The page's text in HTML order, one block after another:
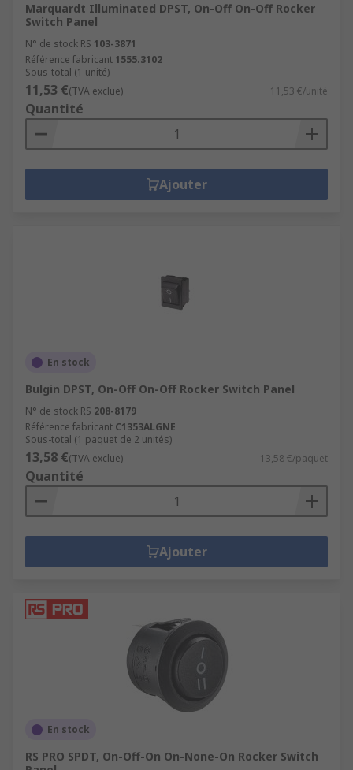
Marquardt Illuminated DPST, On-Off On-Off Rocker
Switch Panel
N° de stock RS 103-3871
Référence fabricant 1555.3102
Sous-total (1 unité)
11,53 €(TVA exclue) 11,53 €/unité
Quantité
Ajouter
En stock
Bulgin DPST, On-Off On-Off Rocker Switch Panel
N° de stock RS 208-8179
Référence fabricant C1353ALGNE
Sous-total (1 paquet de 2 unités)
13,58 €(TVA exclue) 13,58 €/paquet
Quantité
Ajouter
En stock
RS PRO SPDT, On-Off-On On-None-On Rocker Switch